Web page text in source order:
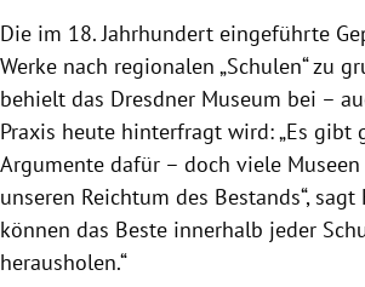
Die im 18. Jahrhundert eingeführte
Werke nach regionalen „Schulen“ zu
behielt das Dresdner Museum bei –
Praxis heute hinterfragt wird: „Es gibt
Argumente dafür – doch viele
unseren Reichtum des Bestands“, sagt
können das Beste innerhalb jeder
herausholen.“